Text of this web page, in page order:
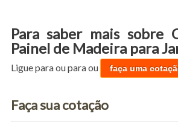
Para saber mais sobre
Painel de Madeira para
Ligue paraou paraou faça uma
Faça sua cotação